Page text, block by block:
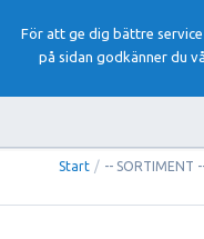
För att ge dig bättre
på sidan godkänner du
Start / -- SORTIMENT